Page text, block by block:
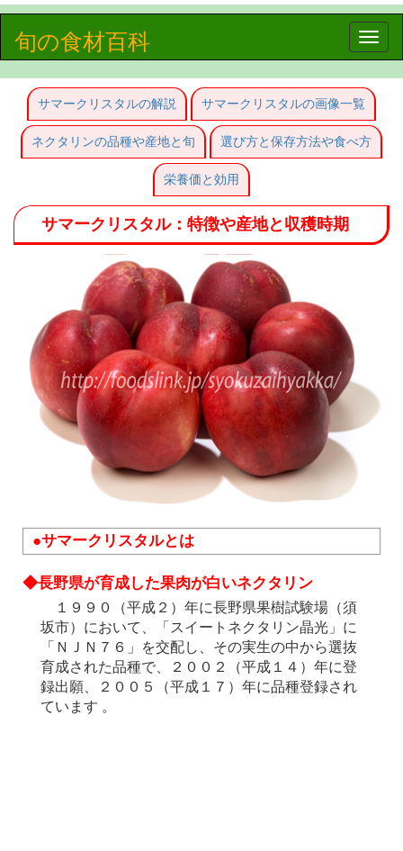
Toggle
旬の食材百科
サマークリスタルの解説 サマークリスタルの画像一覧
ネクタリンの品種や産地と旬 選び方と保存方法や食べ方
栄養価と効用
サマークリスタル：特徴や産地と収穫時期
●サマークリスタルとは
◆長野県が育成した果肉が白いネクタリン
１９９０（平成２）年に長野県果樹試験場（須
坂市）において、「スイートネクタリン晶光」に
「ＮＪＮ７６」を交配し、その実生の中から選抜
育成された品種で、２００２（平成１４）年に登
録出願、２００５（平成１７）年に品種登録され
ています 。